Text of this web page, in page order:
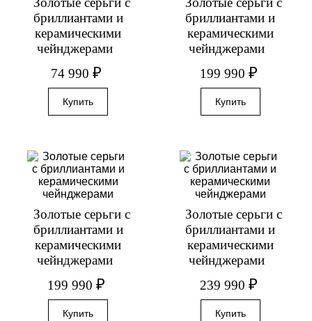
бриллиантами и
керамическими
чейнджерами
74 990₽
бриллиантами и
керамическими
чейнджерами
199 990 ₽
Золотые серьги с
бриллиантами и
керамическими
чейнджерами
199 990₽
Золотые серьги с
бриллиантами и
керамическими
чейнджерами
239 990 ₽